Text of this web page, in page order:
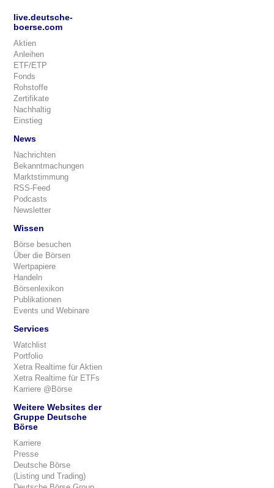
live.deutsche-
boerse.com
Aktien
Anleihen
ETF/ETP
Fonds
Rohstoffe
Zertifikate
Nachhaltig
Einstieg
News
Nachrichten
Bekanntmachungen
Marktstimmung
RSS-Feed
Podcasts
Newsletter
Wissen
Börse besuchen
Über die Börsen
Wertpapiere
Handeln
Börsenlexikon
Publikationen
Events und Webinare
Services
Watchlist
Portfolio
Xetra Realtime für Aktien
Xetra Realtime für ETFs
Karriere @Börse
Weitere Websites der
Gruppe Deutsche
Börse
Karriere
Presse
Deutsche Börse
(Listing und Trading)